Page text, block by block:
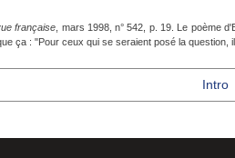
française , mars 1998, n° 542, p. 19. Le poème
ça : "Pour ceux qui se seraient posé la question,
Intro